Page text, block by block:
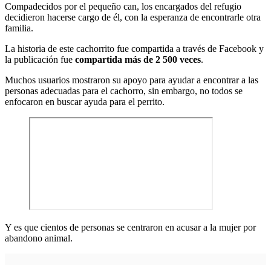
Compadecidos por el pequeño can, los encargados del refugio
decidieron hacerse cargo de él, con la esperanza de encontrarle otra
familia.
La historia de este cachorrito fue compartida a través de Facebook y
la publicación fue compartida más de 2 500 veces.
Muchos usuarios mostraron su apoyo para ayudar a encontrar a las
personas adecuadas para el cachorro, sin embargo, no todos se
enfocaron en buscar ayuda para el perrito.
Y es que cientos de personas se centraron en acusar a la mujer por
abandono animal.